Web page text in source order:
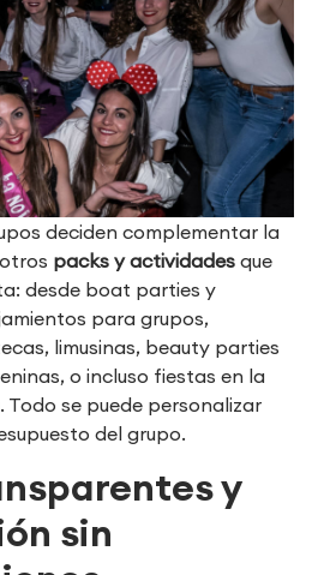
deciden complementar la
packs y actividades que
desde boat parties y
para grupos,
limusinas, beauty parties
o incluso fiestas en la
Todo se puede personalizar
del grupo.
y
sin